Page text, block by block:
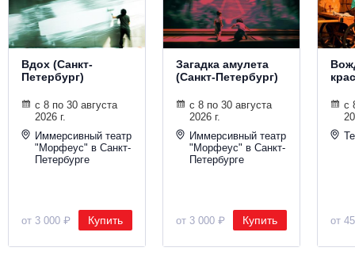
Вдох (Санкт-
Петербург)
с 8 по 30 августа
2026 г.
Иммерсивный театр
"Морфеус" в Санкт-
Петербурге
от 3 000 ₽ Купить
Загадка амулета
(Санкт-Петербург)
с 8 по 30 августа
2026 г.
Иммерсивный театр
"Морфеус" в Санкт-
Петербурге
от 3 000 ₽ Купить
с
от